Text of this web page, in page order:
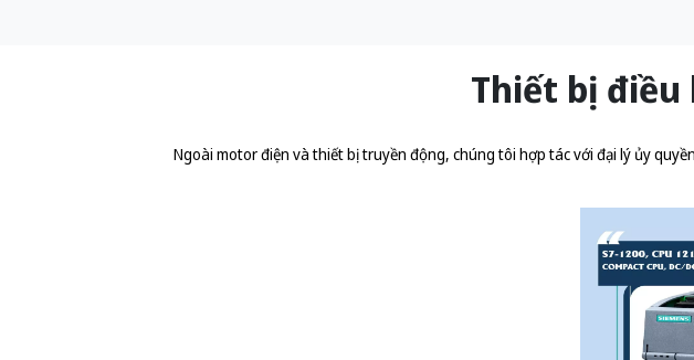
Thiết bị điều
Ngoài motor điện và thiết bị truyền động, chúng tôi hợp tác với đại lý ủy quyền